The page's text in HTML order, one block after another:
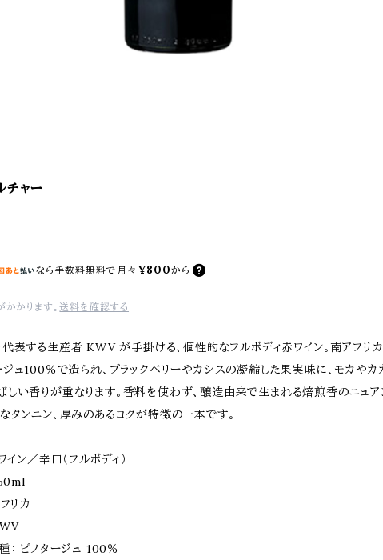
チャー
なら 手数料無料で 月々 ¥800から
かかります。送料を確認する
代表する生産者 KWV が手掛ける、個性的なフルボディ赤ワイン。南アフリ
ジュ100％で造られ、ブラックベリーやカシスの凝縮した果実味に、モカやカ
しい香りが重なります。香料を使わず、醸造由来で生まれる焙煎香のニュア
タンニン、厚みのあるコクが特徴の一本です。
イン／辛口（フルボディ）
リカ
： ピノタージュ 100％